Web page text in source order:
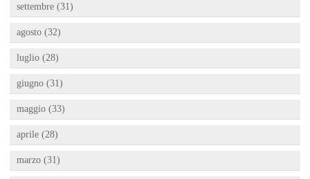
settembre (31)
agosto (32)
luglio (28)
giugno (31)
maggio (33)
aprile (28)
marzo (31)